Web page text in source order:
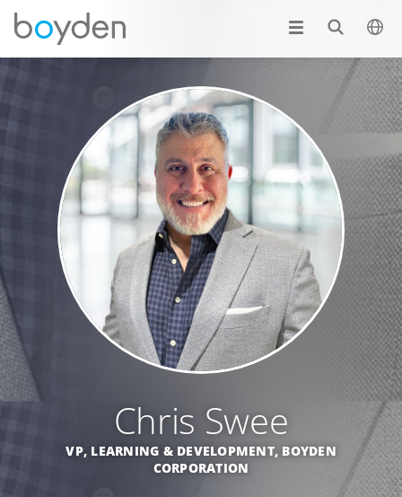
Chris Swee
VP, LEARNING & DEVELOPMENT, BOYDEN
CORPORATION